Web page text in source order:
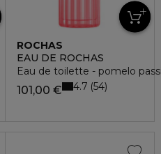
ROCHAS
EAU DE ROCHAS
Eau de toilette - pomelo
101,00 € 4.7 54